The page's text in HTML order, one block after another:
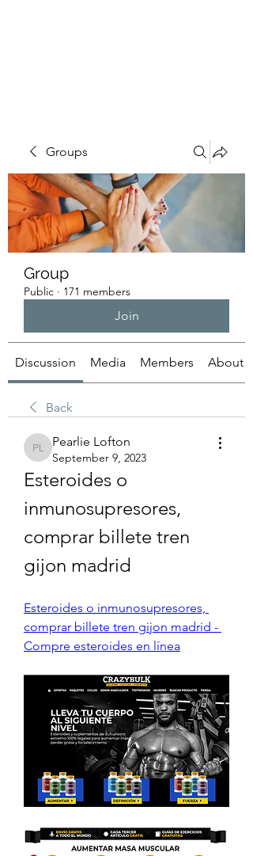
Groups
Group
Public · 171 members
Join
Discussion Media Members About
Back
Pearlie Lofton
Pearlie Lofton
September 9, 2023
Esteroides o
inmunosupresores,
comprar billete tren
gijon madrid
Esteroides o inmunosupresores,
comprar billete tren gijon madrid -
Compre esteroides en línea